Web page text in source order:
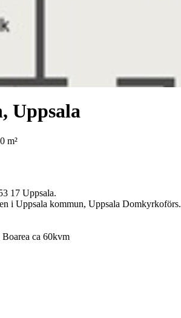
Uppsala
m²
17 Uppsala.
i Uppsala kommun, Uppsala Domkyrkoförs.
ca 60kvm